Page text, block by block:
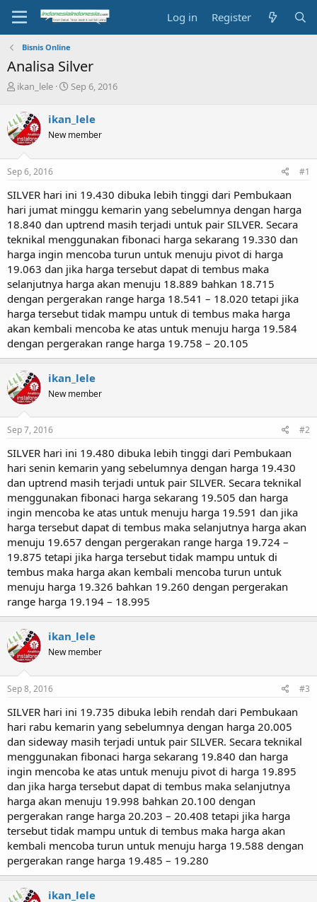
Log in Register
Bisnis Online
Analisa Silver
T
r
e
a
d
s
t
r
t
e
r
ikan_lele
S
r
t
a
Sep 6, 2016
ikan_lele
New member
Sep 6, 2016 #1
SILVER hari ini 19.430 dibuka lebih tinggi dari Pembukaan
hari jumat minggu kemarin yang sebelumnya dengan harga
18.840 dan uptrend masih terjadi untuk pair SILVER. Secara
teknikal menggunakan fibonaci harga sekarang 19.330 dan
harga ingin mencoba turun untuk menuju pivot di harga
19.063 dan jika harga tersebut dapat di tembus maka
selanjutnya harga akan menuju 18.889 bahkan 18.715
dengan pergerakan range harga 18.541 – 18.020 tetapi jika
harga tersebut tidak mampu untuk di tembus maka harga
akan kembali mencoba ke atas untuk menuju harga 19.584
dengan pergerakan range harga 19.758 – 20.105
ikan_lele
New member
Sep 7, 2016 #2
SILVER hari ini 19.480 dibuka lebih tinggi dari Pembukaan
hari senin kemarin yang sebelumnya dengan harga 19.430
dan uptrend masih terjadi untuk pair SILVER. Secara teknikal
menggunakan fibonaci harga sekarang 19.505 dan harga
ingin mencoba ke atas untuk menuju harga 19.591 dan jika
harga tersebut dapat di tembus maka selanjutnya harga akan
menuju 19.657 dengan pergerakan range harga 19.724 –
19.875 tetapi jika harga tersebut tidak mampu untuk di
tembus maka harga akan kembali mencoba turun untuk
menuju harga 19.326 bahkan 19.260 dengan pergerakan
range harga 19.194 – 18.995
ikan_lele
New member
Sep 8, 2016 #3
SILVER hari ini 19.735 dibuka lebih rendah dari Pembukaan
hari rabu kemarin yang sebelumnya dengan harga 20.005
dan sideway masih terjadi untuk pair SILVER. Secara teknikal
menggunakan fibonaci harga sekarang 19.840 dan harga
ingin mencoba ke atas untuk menuju pivot di harga 19.895
dan jika harga tersebut dapat di tembus maka selanjutnya
harga akan menuju 19.998 bahkan 20.100 dengan
pergerakan range harga 20.203 – 20.408 tetapi jika harga
tersebut tidak mampu untuk di tembus maka harga akan
kembali mencoba turun untuk menuju harga 19.588 dengan
pergerakan range harga 19.485 – 19.280
ikan_lele